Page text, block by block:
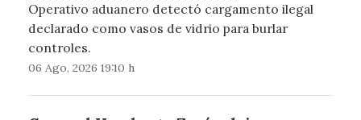
Operativo aduanero detectó cargamento ilegal
declarado como vasos de vidrio para burlar
controles.
06 Ago, 2026 19:10 h